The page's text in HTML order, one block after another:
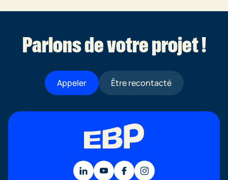
Parlons de votre projet !
Appeler Être recontacté